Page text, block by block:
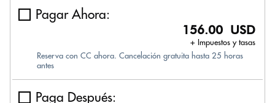
Pagar Ahora:
156.00 USD
+ Impuestos y tasas
Reserva con CC ahora. Cancelación gratuita hasta 25 horas
antes
Paga Después: